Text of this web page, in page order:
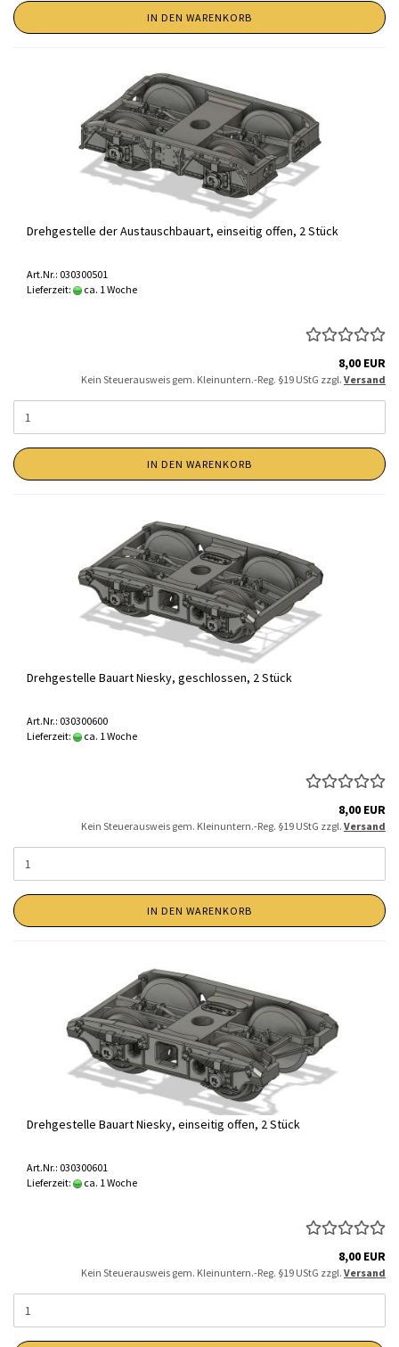
IN DEN WARENKORB
Drehgestelle der Austauschbauart, einseitig offen, 2 Stück
Art.Nr.: 030300501
Lieferzeit:
ca. 1 Woche
8,00 EUR
Kein Steuerausweis gem. Kleinuntern.-Reg. §19 UStG zzgl. Versand
IN DEN WARENKORB
Drehgestelle Bauart Niesky, geschlossen, 2 Stück
Art.Nr.: 030300600
Lieferzeit:
ca. 1 Woche
8,00 EUR
Kein Steuerausweis gem. Kleinuntern.-Reg. §19 UStG zzgl. Versand
IN DEN WARENKORB
Drehgestelle Bauart Niesky, einseitig offen, 2 Stück
Art.Nr.: 030300601
Lieferzeit:
ca. 1 Woche
8,00 EUR
Kein Steuerausweis gem. Kleinuntern.-Reg. §19 UStG zzgl. Versand